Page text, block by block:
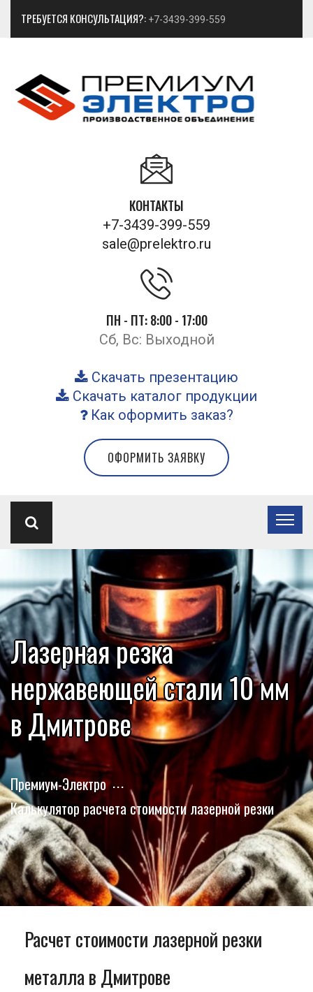
ТРЕБУЕТСЯ КОНСУЛЬТАЦИЯ?: +7-3439-399-559
КОНТАКТЫ
+7-3439-399-559
sale@prelektro.ru
ПН - ПТ: 8:00 - 17:00
Сб, Вс: Выходной
Скачать презентацию
Скачать каталог продукции
Как оформить заказ?
ОФОРМИТЬ ЗАЯВКУ
Лазерная резка
нержавеющей стали 10 мм
в Дмитрове
Премиум-Электро
Калькулятор расчета стоимости лазерной резки
Расчет стоимости лазерной резки
металла в Дмитрове